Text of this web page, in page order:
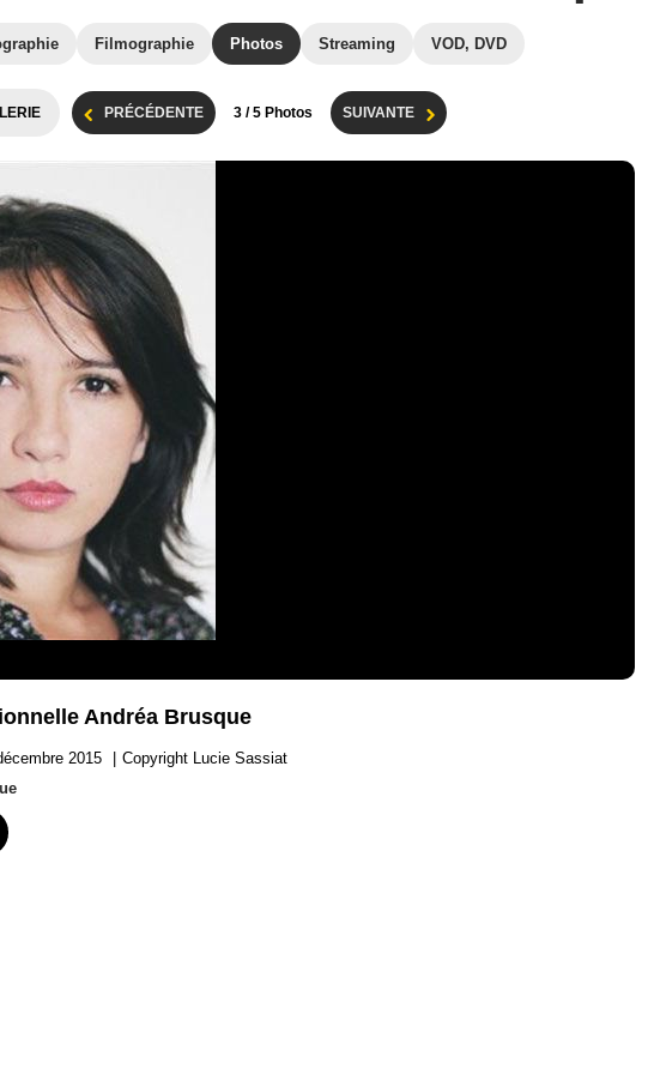
Filmographie Photos Streaming VOD, DVD
PRÉCÉDENTE 3 / 5 Photos SUIVANTE
Andréa Brusque
2015
Copyright Lucie Sassiat